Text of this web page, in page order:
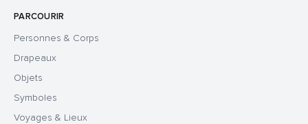
PARCOURIR
Personnes & Corps
Drapeaux
Objets
Symboles
Voyages & Lieux